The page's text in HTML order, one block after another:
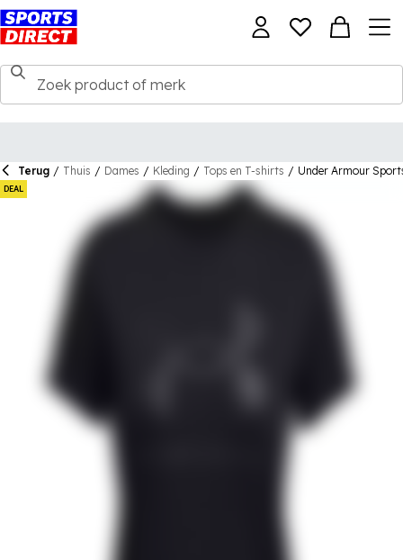
Terug / Thuis / Dames / Kleding / Tops en T-shirts / Under Armour
DEAL